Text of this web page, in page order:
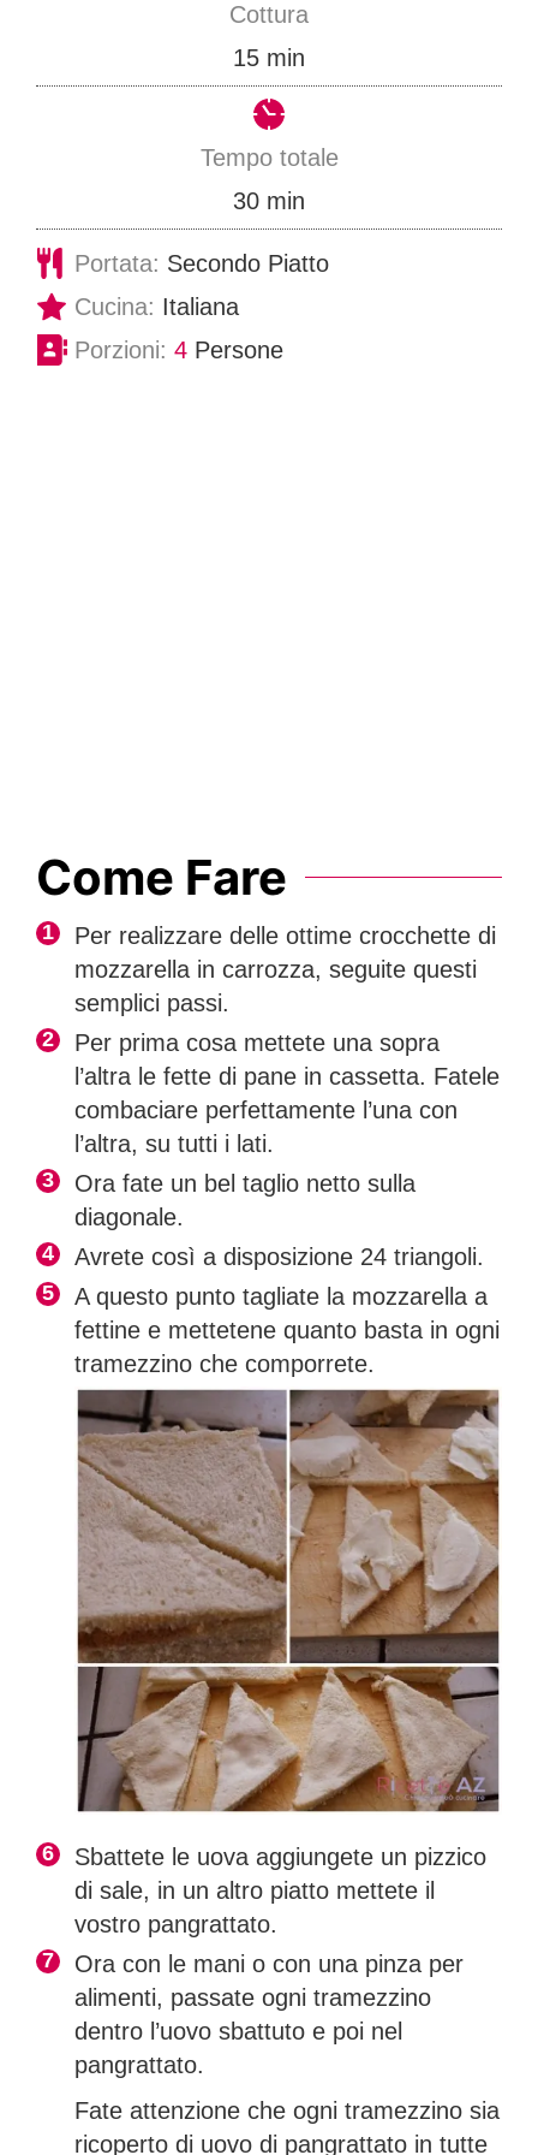
t
i
Cottura
15m
i
t
i
min
Tempo totale
30mmin
Portata: Secondo Piatto
Cucina: Italiana
Porzioni: 4 Persone
Come Fare
Per realizzare delle ottime crocchette di
mozzarella in carrozza, seguite questi
semplici passi.
Per prima cosa mettete una sopra
l’altra le fette di pane in cassetta. Fatele
combaciare perfettamente l’una con
l’altra, su tutti i lati.
Ora fate un bel taglio netto sulla
diagonale.
Avrete così a disposizione 24 triangoli.
A questo punto tagliate la mozzarella a
fettine e mettetene quanto basta in ogni
tramezzino che comporrete.
Sbattete le uova aggiungete un pizzico
di sale, in un altro piatto mettete il
vostro pangrattato.
Ora con le mani o con una pinza per
alimenti, passate ogni tramezzino
dentro l’uovo sbattuto e poi nel
pangrattato.
Fate attenzione che ogni tramezzino sia
ricoperto di uovo di pangrattato in tutte